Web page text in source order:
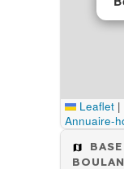
Leaflet |
Annuaire-